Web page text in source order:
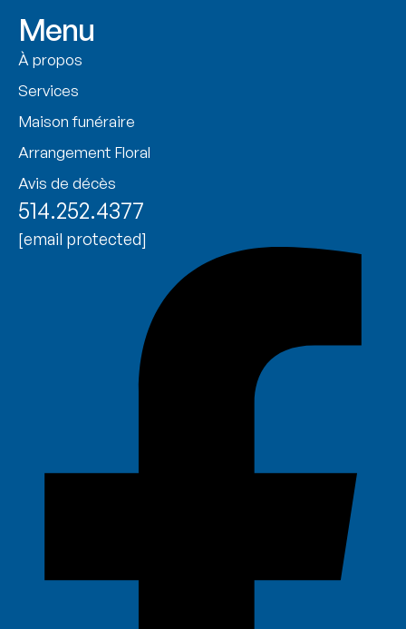
Menu
À propos
Services
Maison funéraire
Arrangement Floral
Avis de décès
514.252.4377
[email protected]